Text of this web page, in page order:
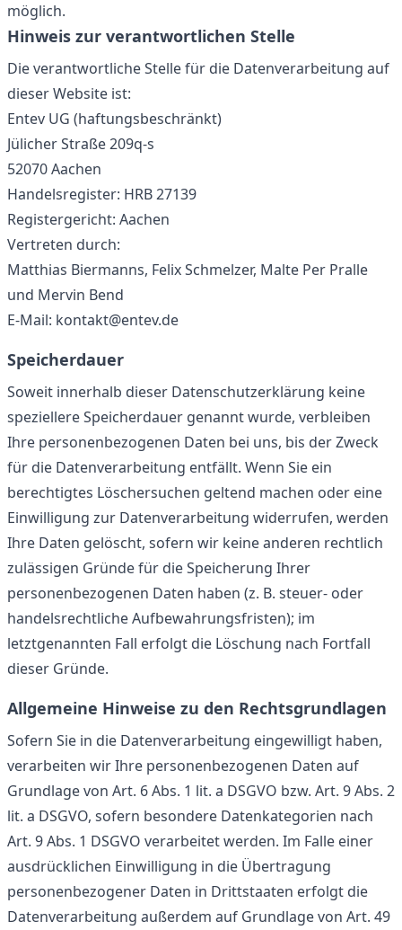
möglich.
Hinweis zur verantwortlichen Stelle
Die verantwortliche Stelle für die Datenverarbeitung auf
dieser Website ist:
Entev UG (haftungsbeschränkt)
Jülicher Straße 209q-s
52070 Aachen
Handelsregister: HRB 27139
Registergericht: Aachen
Vertreten durch:
Matthias Biermanns, Felix Schmelzer, Malte Per Pralle
und Mervin Bend
E-Mail: kontakt@entev.de
Speicherdauer
Soweit innerhalb dieser Datenschutzerklärung keine
speziellere Speicherdauer genannt wurde, verbleiben
Ihre personenbezogenen Daten bei uns, bis der Zweck
für die Datenverarbeitung entfällt. Wenn Sie ein
berechtigtes Löschersuchen geltend machen oder eine
Einwilligung zur Datenverarbeitung widerrufen, werden
Ihre Daten gelöscht, sofern wir keine anderen rechtlich
zulässigen Gründe für die Speicherung Ihrer
personenbezogenen Daten haben (z. B. steuer- oder
handelsrechtliche Aufbewahrungsfristen); im
letztgenannten Fall erfolgt die Löschung nach Fortfall
dieser Gründe.
Allgemeine Hinweise zu den Rechtsgrundlagen
Sofern Sie in die Datenverarbeitung eingewilligt haben,
verarbeiten wir Ihre personenbezogenen Daten auf
Grundlage von Art. 6 Abs. 1 lit. a DSGVO bzw. Art. 9 Abs. 2
lit. a DSGVO, sofern besondere Datenkategorien nach
Art. 9 Abs. 1 DSGVO verarbeitet werden. Im Falle einer
ausdrücklichen Einwilligung in die Übertragung
personenbezogener Daten in Drittstaaten erfolgt die
Datenverarbeitung außerdem auf Grundlage von Art. 49